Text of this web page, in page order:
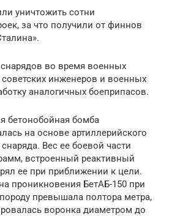
уничтожить сотни
за что получили от финнов
во время военных
инженеров и военных
аналогичных боеприпасов.
бетонобойная бомба
на основе артиллерийского
Вес ее боевой части
встроенный реактивный
ее при приближении к цели.
проникновения БетАБ-150 при
превышала полтора метра,
воронка диаметром до